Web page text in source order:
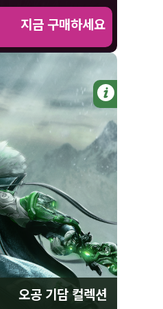
지금 구매하세요
$
17
.49
오공 기담 컬렉션
넘
렉션
넘
킨
스킨